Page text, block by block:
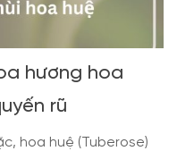
hương hoa
rũ
hoa huệ (Tuberose)